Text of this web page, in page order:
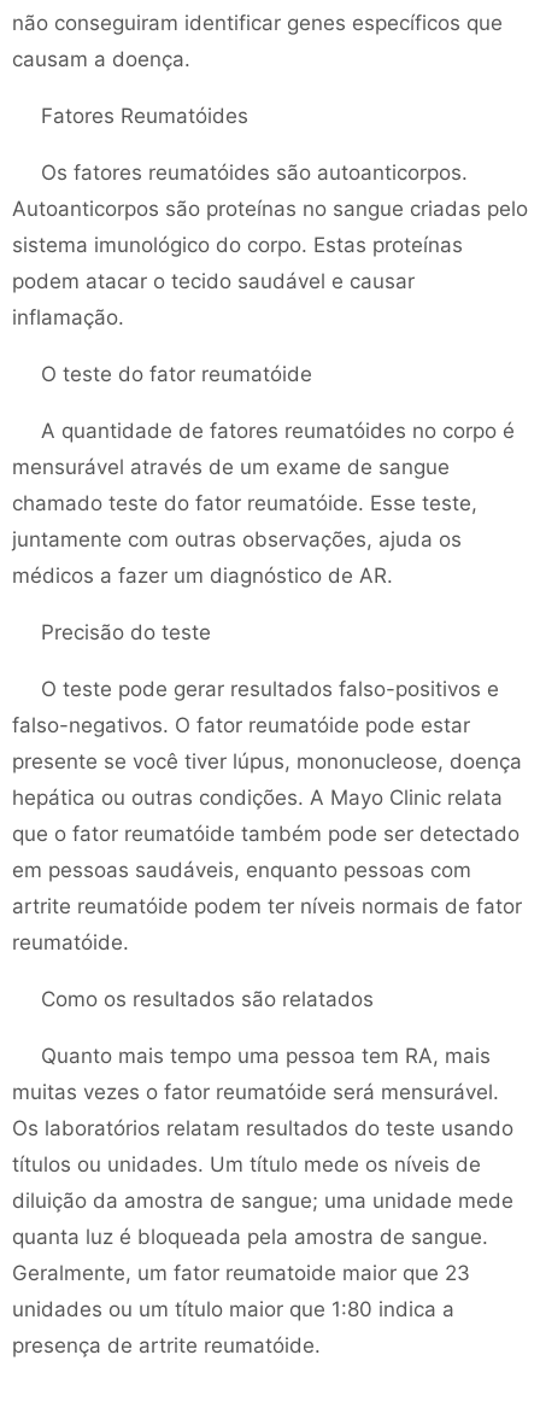
não conseguiram identificar genes específicos que
causam a doença.
Fatores Reumatóides
Os fatores reumatóides são autoanticorpos.
Autoanticorpos são proteínas no sangue criadas pelo
sistema imunológico do corpo. Estas proteínas
podem atacar o tecido saudável e causar
inflamação.
O teste do fator reumatóide
A quantidade de fatores reumatóides no corpo é
mensurável através de um exame de sangue
chamado teste do fator reumatóide. Esse teste,
juntamente com outras observações, ajuda os
médicos a fazer um diagnóstico de AR.
Precisão do teste
O teste pode gerar resultados falso-positivos e
falso-negativos. O fator reumatóide pode estar
presente se você tiver lúpus, mononucleose, doença
hepática ou outras condições. A Mayo Clinic relata
que o fator reumatóide também pode ser detectado
em pessoas saudáveis, enquanto pessoas com
artrite reumatóide podem ter níveis normais de fator
reumatóide.
Como os resultados são relatados
Quanto mais tempo uma pessoa tem RA, mais
muitas vezes o fator reumatóide será mensurável.
Os laboratórios relatam resultados do teste usando
títulos ou unidades. Um título mede os níveis de
diluição da amostra de sangue; uma unidade mede
quanta luz é bloqueada pela amostra de sangue.
Geralmente, um fator reumatoide maior que 23
unidades ou um título maior que 1:80 indica a
presença de artrite reumatóide.